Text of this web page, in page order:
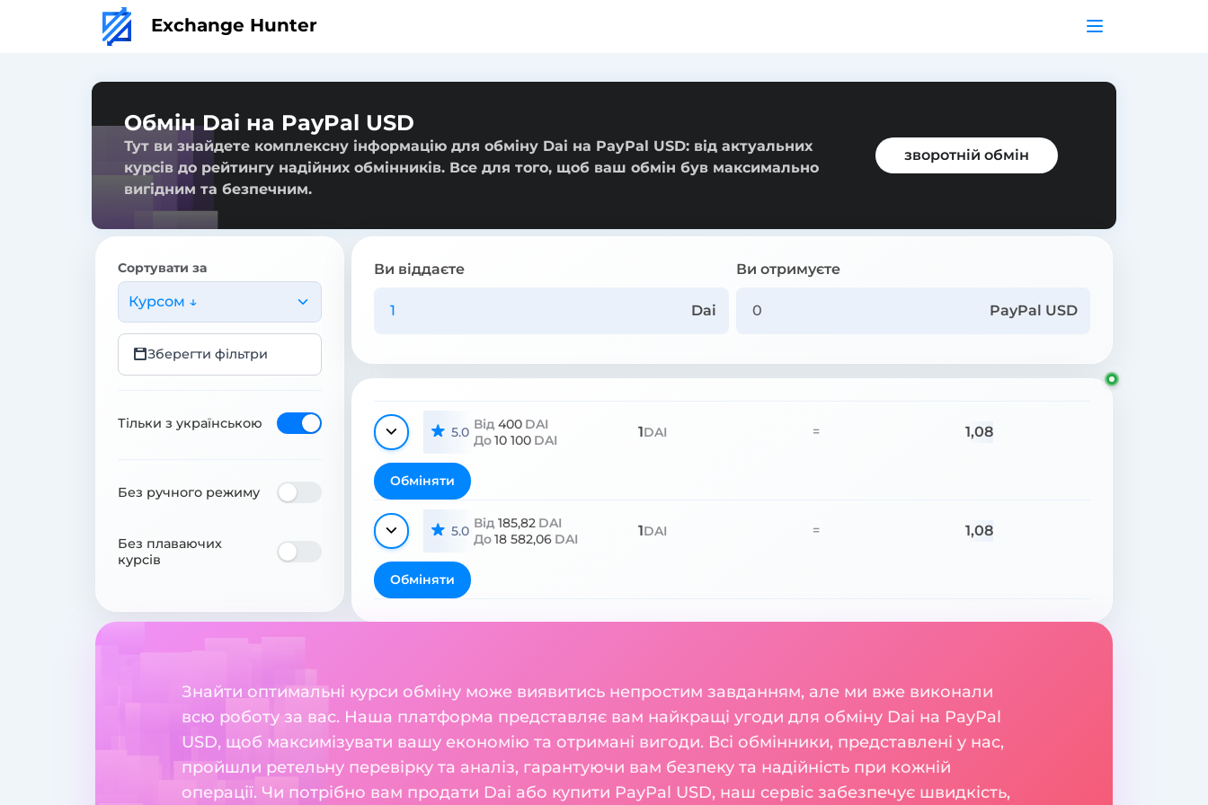
Exchange Hunter
Обмін Dai на PayPal USD
Тут ви знайдете комплексну інформацію для обміну Dai на PayPal USD: від актуальних
курсів до рейтингу надійних обмінників. Все для того, щоб ваш обмін був максимально
вигідним та безпечним.
зворотній обмін
Сортувати за
Курсом ↓
Зберегти фільтри
Тільки з українською
Без ручного режиму
Без плаваючих
курсів
Ви віддаєте
Dai
Ви отримуєте
PayPal USD
5.0 Від 400 DAI
До10 100 DAI 1DAI = 1,08
Обміняти
5.0 Від 185,82 DAI
До18 582,06 DAI 1DAI = 1,08
Обміняти
Знайти оптимальні курси обміну може виявитись непростим завданням, але ми вже виконали
всю роботу за вас. Наша платформа представляє вам найкращі угоди для обміну Dai на PayPal
USD, щоб максимізувати вашу економію та отримані вигоди. Всі обмінники, представлені у нас,
пройшли ретельну перевірку та аналіз, гарантуючи вам безпеку та надійність при кожній
операції. Чи потрібно вам продати Dai або купити PayPal USD, наш сервіс забезпечує швидкість,